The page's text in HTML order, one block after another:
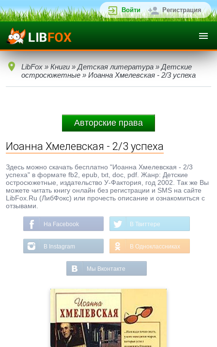
Войти Регистрация
LibFox » Книги » Детская литература » Детские
остросюжетные » Иоанна Хмелевская - 2/3 успеха
Авторские права
Иоанна Хмелевская - 2/3 успеха
Здесь можно скачать бесплатно "Иоанна Хмелевская - 2/3
успеха" в формате fb2, epub, txt, doc, pdf. Жанр: Детские
остросюжетные, издательство У-Фактория, год 2002. Так же Вы
можете читать книгу онлайн без регистрации и SMS на сайте
LibFox.Ru (ЛибФокс) или прочесть описание и ознакомиться с
отзывами.
На Facebook В Твиттере
В Instagram В Одноклассниках
Мы Вконтакте